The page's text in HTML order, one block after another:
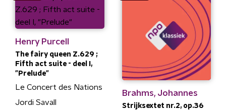
Henry Purcell
The fairy queen Z.629 ;
Fifth act suite - deel I,
"Prelude"
Le Concert des Nations
Jordi Savall
Brahms, Johannes
Strijksextet nr.2, op.36